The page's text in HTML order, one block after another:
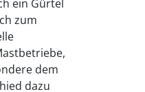
ein Gürtel
zum
dem
dazu